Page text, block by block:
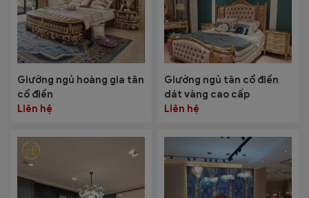
Giường ngủ hoàng gia tân
cổ điển
Liên hệ
Giường ngủ tân cổ điển
dát vàng cao cấp
Liên hệ